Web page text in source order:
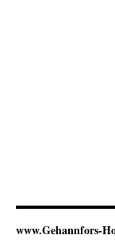
www.Gehannfors-